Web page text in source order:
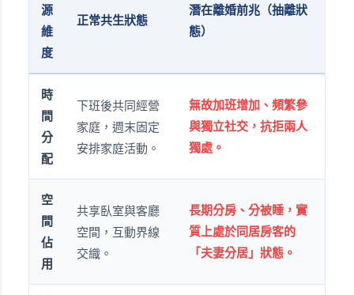
源
維
度
正常共生狀態
潛在離婚前兆（抽離狀
態）
時
間
分
配
下班後共同經營
家庭，週末固定
安排家庭活動。
無故加班增加、頻繁參
與獨立社交，抗拒兩人
獨處。
空
間
佔
用
共享臥室與客廳
空間，互動界線
交織。
長期分房、分被睡，實
質上處於同居房客的
「夫妻分居」狀態。